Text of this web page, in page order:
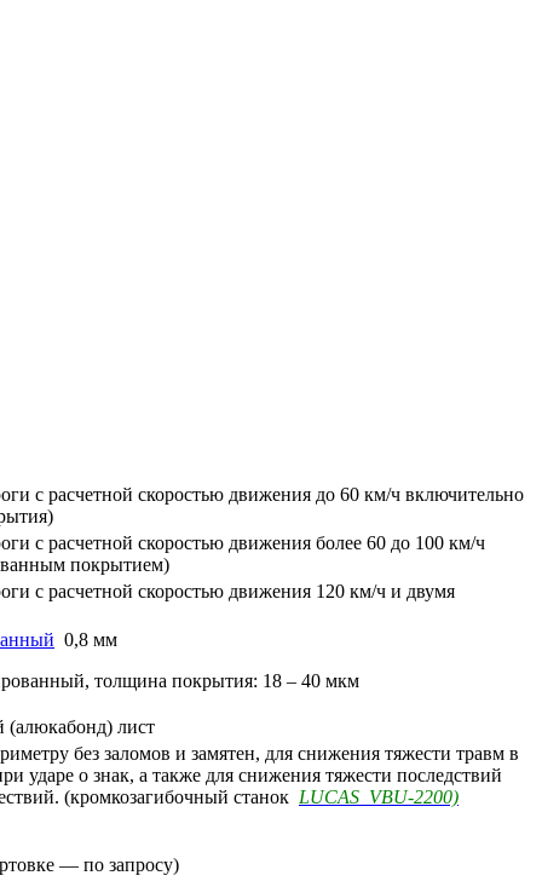
с расчетной скоростью движения до 60 км/ч включительно
с расчетной скоростью движения более 60 до 100 км/ч
покрытием)
с расчетной скоростью движения 120 км/ч и двумя
0,8 мм
толщина покрытия: 18 – 40 мкм
лист
без заломов и замятен, для снижения тяжести травм в
ударе о знак, а также для снижения тяжести последствий
(кромкозагибочный станок LUCAS VBU-2200)
— по запросу)